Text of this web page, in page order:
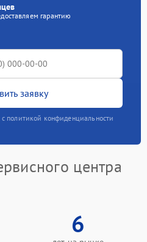
гарантию
заявку
политикой конфиденциальности
центра
6